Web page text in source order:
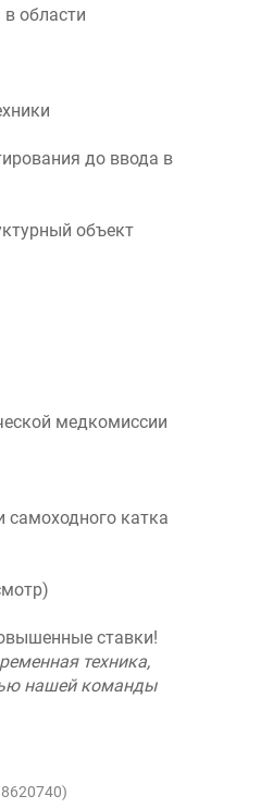
области
до ввода в
объект
медкомиссии
самоходного катка
ставки!
техника,
нашей команды